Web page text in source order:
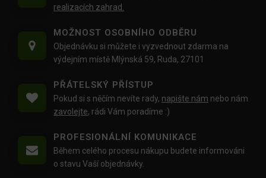
realizacích zahrad.
MOŽNOST OSOBNÍHO ODBĚRU
Objednávku si můžete i vyzvednout zdarma na
výdejním místě Mlýnská 59, Ruda, 27101
PŘÁTELSKÝ PŘÍSTUP
Pokud si s něčím nevíte rady, napište nám nebo nám
zavolejte, rádi Vám poradíme :)
PROFESIONÁLNÍ KOMUNIKACE
Během celého procesu nákupu budete informováni
o stavu Vaší objednávky.